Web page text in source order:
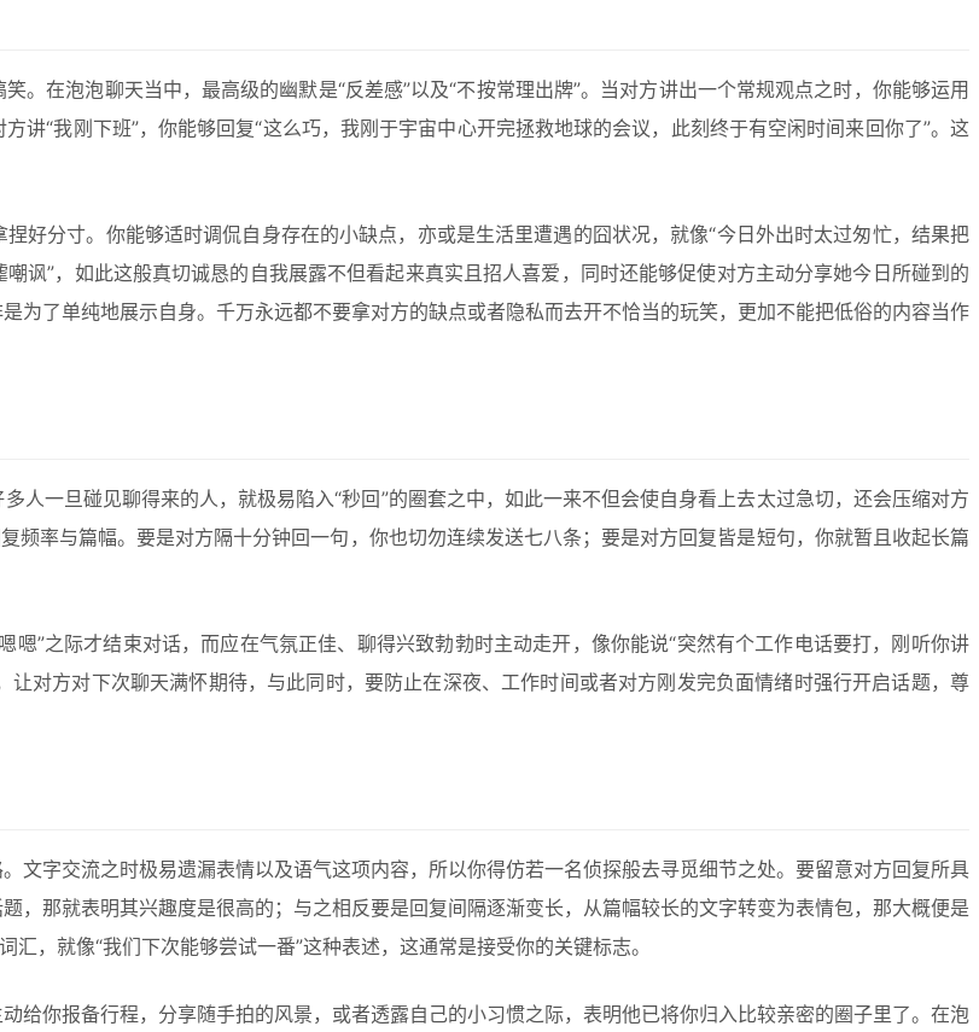
。在泡泡聊天当中，最高级的幽默是“反差感”以及“不按常理出牌”。当对方讲出一个常规观点之时，你能够运用
讲“我刚下班”，你能够回复“这么巧，我刚于宇宙中心开完拯救地球的会议，此刻终于有空闲时间来回你了”。这
好分寸。你能够适时调侃自身存在的小缺点，亦或是生活里遭遇的囧状况，就像“今日外出时太过匆忙，结果把
讽”，如此这般真切诚恳的自我展露不但看起来真实且招人喜爱，同时还能够促使对方主动分享她今日所碰到的
为了单纯地展示自身。千万永远都不要拿对方的缺点或者隐私而去开不恰当的玩笑，更加不能把低俗的内容当作
人一旦碰见聊得来的人，就极易陷入“秒回”的圈套之中，如此一来不但会使自身看上去太过急切，还会压缩对方
频率与篇幅。要是对方隔十分钟回一句，你也切勿连续发送七八条；要是对方回复皆是短句，你就暂且收起长篇
”之际才结束对话，而应在气氛正佳、聊得兴致勃勃时主动走开，像你能说“突然有个工作电话要打，刚听你讲
对方对下次聊天满怀期待，与此同时，要防止在深夜、工作时间或者对方刚发完负面情绪时强行开启话题，尊
文字交流之时极易遗漏表情以及语气这项内容，所以你得仿若一名侦探般去寻觅细节之处。要留意对方回复所具
，那就表明其兴趣度是很高的；与之相反要是回复间隔逐渐变长，从篇幅较长的文字转变为表情包，那大概便是
，就像“我们下次能够尝试一番”这种表述，这通常是接受你的关键标志。
给你报备行程，分享随手拍的风景，或者透露自己的小习惯之际，表明他已将你归入比较亲密的圈子里了。在泡